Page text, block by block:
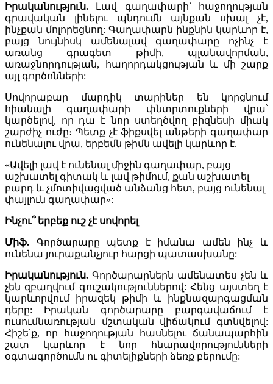
Իրականություն. Լավ գաղափարի՝ հաջողության
գրավական լինելու պնդումն այնքան սխալ չէ,
ինչքան մոլորեցնող: Գաղափարն ինքնին կարևոր է,
բայց նույնիսկ ամենալավ գաղափարը ոչինչ է
առանց գրագետ թիմի, պլանավորման,
առաջնորդության, հաղորդակցության և մի շարք
այլ գործոնների:
Սովորաբար մարդիկ տարիներ են կորցնում
հիանալի գաղափարի փնտրտուքների վրա՝
կարծելով, որ դա է նոր ստեղծվող բիզնեսի միակ
շարժիչ ուժը։ Պետք չէ ֆիքսվել անթերի գաղափար
ունենալու վրա, երբեմն թիմն ավելի կարևոր է.
«Ավելի լավ է ունենալ միջին գաղափար, բայց
աշխատել գիտակ և լավ թիմում, քան աշխատել
բարդ և չմոտիվացված անձանց հետ, բայց ունենալ
փայլուն գաղափար»:
Ինչու՞ երբեք ուշ չէ սովորել
Միֆ. Գործարարը պետք է իմանա ամեն ինչ և
ունենա յուրաքանչյուր հարցի պատասխանը:
Իրականություն. Գործարարներն ամենատես չեն և
չեն զբաղվում գուշակություններով: Հենց այստեղ է
կարևորվում իրազեկ թիմի և ինքնազարգացման
դերը: Իրական գործարարը բարգավաճում է
ուսումնառության մշտական վիճակում գտնվելով:
Հիշե՛ք, որ հաջողության հասնելու ճանապարհին
շատ կարևոր է նոր հնարավորությունների
օգտագործումն ու գիտելիքների ձեռք բերումը: